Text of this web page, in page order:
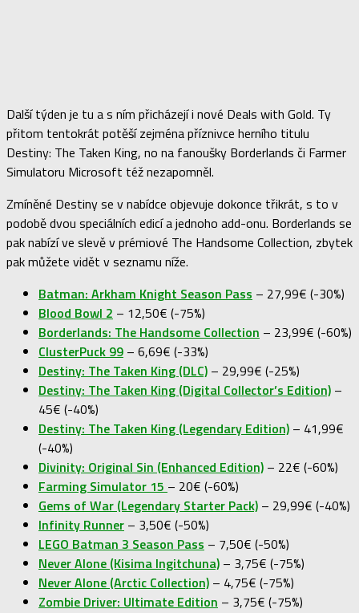
Další týden je tu a s ním přicházejí i nové Deals with Gold. Ty
přitom tentokrát potěší zejména příznivce herního titulu
Destiny: The Taken King, no na fanoušky Borderlands či Farmer
Simulatoru Microsoft též nezapomněl.
Zmíněné Destiny se v nabídce objevuje dokonce třikrát, s to v
podobě dvou speciálních edicí a jednoho add-onu. Borderlands se
pak nabízí ve slevě v prémiové The Handsome Collection, zbytek
pak můžete vidět v seznamu níže.
Batman: Arkham Knight Season Pass – 27,99€ (-30%)
Blood Bowl 2 – 12,50€ (-75%)
Borderlands: The Handsome Collection – 23,99€ (-60%)
ClusterPuck 99 – 6,69€ (-33%)
Destiny: The Taken King (DLC) – 29,99€ (-25%)
Destiny: The Taken King (Digital Collector’s Edition) –
45€ (-40%)
Destiny: The Taken King (Legendary Edition) – 41,99€
(-40%)
Divinity: Original Sin (Enhanced Edition) – 22€ (-60%)
Farming Simulator 15 – 20€ (-60%)
Gems of War (Legendary Starter Pack) – 29,99€ (-40%)
Infinity Runner – 3,50€ (-50%)
LEGO Batman 3 Season Pass – 7,50€ (-50%)
Never Alone (Kisima Ingitchuna) – 3,75€ (-75%)
Never Alone (Arctic Collection) – 4,75€ (-75%)
Zombie Driver: Ultimate Edition – 3,75€ (-75%)